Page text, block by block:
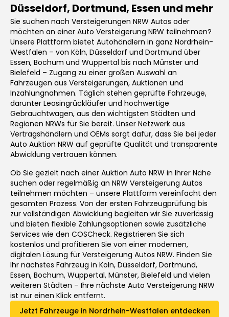
Düsseldorf, Dortmund, Essen und mehr
Sie suchen nach Versteigerungen NRW Autos oder
möchten an einer Auto Versteigerung NRW teilnehmen?
Unsere Plattform bietet Autohändlern in ganz Nordrhein-
Westfalen – von Köln, Düsseldorf und Dortmund über
Essen, Bochum und Wuppertal bis nach Münster und
Bielefeld – Zugang zu einer großen Auswahl an
Fahrzeugen aus Versteigerungen, Auktionen und
Inzahlungnahmen. Täglich stehen geprüfte Fahrzeuge,
darunter Leasingrückläufer und hochwertige
Gebrauchtwagen, aus den wichtigsten Städten und
Regionen NRWs für Sie bereit. Unser Netzwerk aus
Vertragshändlern und OEMs sorgt dafür, dass Sie bei jeder
Auto Auktion NRW auf geprüfte Qualität und transparente
Abwicklung vertrauen können.
Ob Sie gezielt nach einer Auktion Auto NRW in Ihrer Nähe
suchen oder regelmäßig an NRW Versteigerung Autos
teilnehmen möchten – unsere Plattform vereinfacht den
gesamten Prozess. Von der ersten Fahrzeugprüfung bis
zur vollständigen Abwicklung begleiten wir Sie zuverlässig
und bieten flexible Zahlungsoptionen sowie zusätzliche
Services wie den COSCheck. Registrieren Sie sich
kostenlos und profitieren Sie von einer modernen,
digitalen Lösung für Versteigerung Autos NRW. Finden Sie
Ihr nächstes Fahrzeug in Köln, Düsseldorf, Dortmund,
Essen, Bochum, Wuppertal, Münster, Bielefeld und vielen
weiteren Städten – Ihre nächste Auto Versteigerung NRW
ist nur einen Klick entfernt.
Jetzt Fahrzeuge in Nordrhein-Westfalen entdecken